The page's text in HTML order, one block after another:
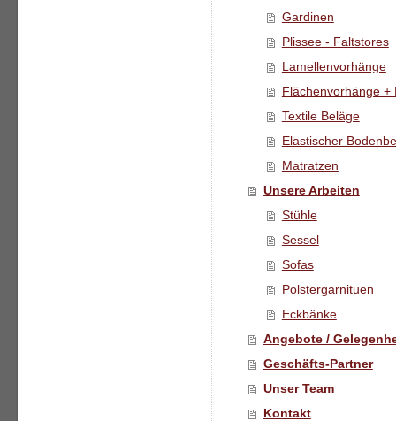
Gardinen
Plissee - Faltstores
Lamellenvorhänge
Flächenvorhänge +
Textile Beläge
Elastischer
Matratzen
Unsere Arbeiten
Stühle
Sessel
Sofas
Polstergarnituen
Eckbänke
Angebote /
Geschäfts-Partner
Unser Team
Kontakt